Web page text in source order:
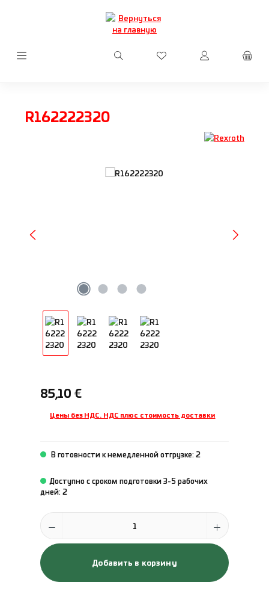
Перейти к основному содержанию
У вас есть товары из
R162222320
Пропустить галерею изображений
Обычная цена:
85,10 €
Цены без НДС. НДС плюс стоимость доставки
В готовности к немедленной отгрузке: 2
Доступно с сроком подготовки 3-5 рабочих
дней: 2
Количество продукта: введите желаемое количество или
Добавить в корзину